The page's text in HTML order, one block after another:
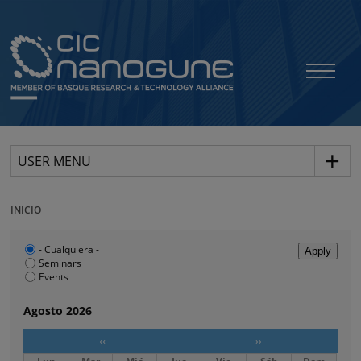
USER MENU
INICIO
Agosto 2026
‹‹ ››
- Cualquiera -
Seminars
Events